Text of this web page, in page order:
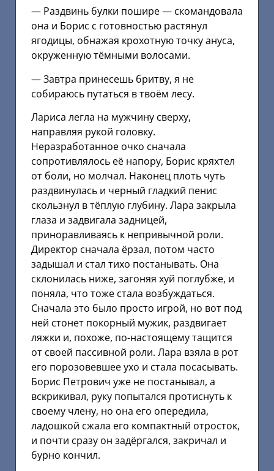
— Раздвинь булки пошире — скомандовала
она и Борис с готовностью растянул
ягодицы, обнажая крохотную точку ануса,
окруженную тёмными волосами.
— Завтра принесешь бритву, я не
собираюсь путаться в твоём лесу.
Лариса легла на мужчину сверху,
направляя рукой головку.
Неразработанное очко сначала
сопротивлялось её напору, Борис кряхтел
от боли, но молчал. Наконец плоть чуть
раздвинулась и черный гладкий пенис
скользнул в тёплую глубину. Лара закрыла
глаза и задвигала задницей,
приноравливаясь к непривычной роли.
Директор сначала ёрзал, потом часто
задышал и стал тихо постанывать. Она
склонилась ниже, загоняя хуй поглубже, и
поняла, что тоже стала возбуждаться.
Сначала это было просто игрой, но вот под
ней стонет покорный мужик, раздвигает
ляжки и, похоже, по-настоящему тащится
от своей пассивной роли. Лара взяла в рот
его порозовевшее ухо и стала посасывать.
Борис Петрович уже не постанывал, а
вскрикивал, руку попытался протиснуть к
своему члену, но она его опередила,
ладошкой сжала его компактный отросток,
и почти сразу он задёргался, закричал и
бурно кончил.